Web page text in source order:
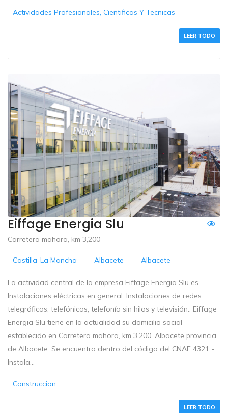
Actividades Profesionales, Cientificas Y Tecnicas
LEER TODO
Eiffage Energia Slu
Carretera mahora, km 3,200
Castilla-La Mancha - Albacete - Albacete
La actividad central de la empresa Eiffage Energia Slu es
Instalaciones eléctricas en general. Instalaciones de redes
telegráficas, telefónicas, telefonía sin hilos y televisión.. Eiffage
Energia Slu tiene en la actualidad su domicilio social
establecido en Carretera mahora, km 3,200, Albacete provincia
de Albacete. Se encuentra dentro del código del CNAE 4321 -
Instala...
Construccion
LEER TODO